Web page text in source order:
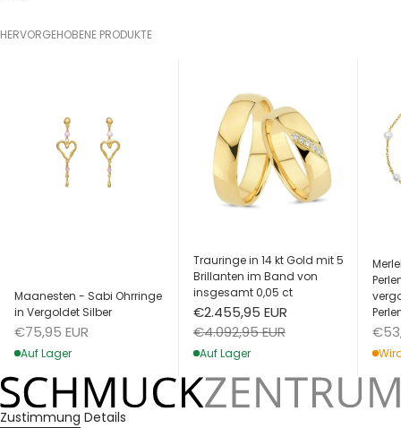
HERVORGEHOBENE PRODUKTE
Maanesten - Sabi Ohrringe
in Vergoldet Silber
Angebot
€75,95 EUR
Auf Lager
Trauringe in 14 kt Gold mit 5
Brillanten im Band von
insgesamt 0,05 ct
Angebot
€2.455,95 EUR
Regulärer Preis
€4.092,95 EUR
Auf Lager
Zustimmung Details